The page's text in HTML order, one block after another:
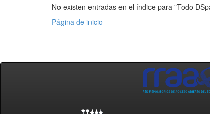
No existen entradas en el índice para "Todo
Página de inicio